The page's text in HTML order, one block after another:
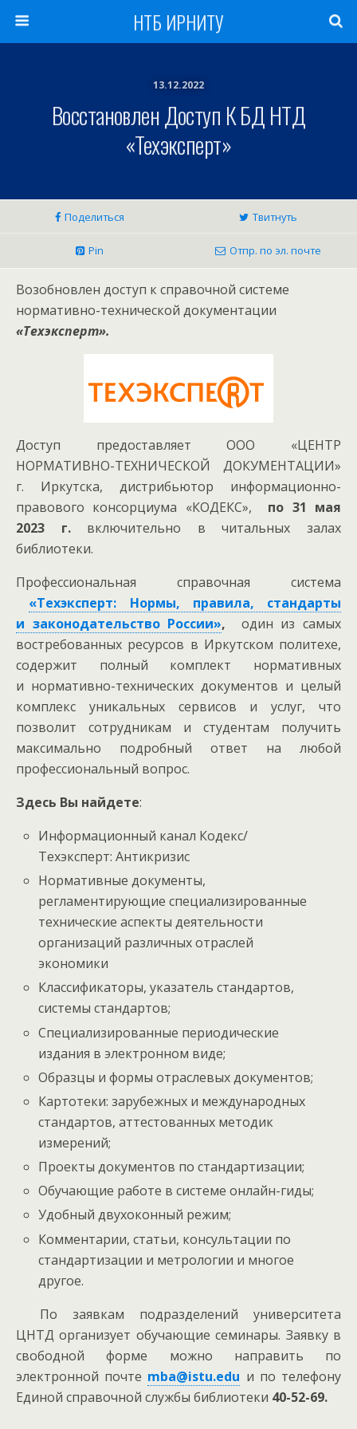
НТБ ИРНИТУ
13.12.2022
Восстановлен Доступ К БД НТД
«Техэксперт»
Поделиться Твитнуть
Pin Отпр. по эл. почте
Возобновлен доступ к справочной системе
нормативно-технической документации
«Техэксперт».
Доступ предоставляет ООО «ЦЕНТР
НОРМАТИВНО-ТЕХНИЧЕСКОЙ ДОКУМЕНТАЦИИ»
г. Иркутска, дистрибьютор информационно-
правового консорциума «КОДЕКС», по 31 мая
2023 г.включительно в читальных залах
библиотеки.
Профессиональная справочная система
«Техэксперт: Нормы, правила, стандарты
и законодательство России», один из самых
востребованных ресурсов в Иркутском политехе,
содержит полный комплект нормативных
и нормативно-технических документов и целый
комплекс уникальных сервисов и услуг, что
позволит сотрудникам и студентам получить
максимально подробный ответ на любой
профессиональный вопрос.
Здесь Вы найдете:
Информационный канал Кодекс/
Техэксперт: Антикризис
Нормативные документы,
регламентирующие специализированные
технические аспекты деятельности
организаций различных отраслей
экономики
Классификаторы, указатель стандартов,
системы стандартов;
Специализированные периодические
издания в электронном виде;
Образцы и формы отраслевых документов;
Картотеки: зарубежных и международных
стандартов, аттестованных методик
измерений;
Проекты документов по стандартизации;
Обучающие работе в системе онлайн-гиды;
Удобный двухоконный режим;
Комментарии, статьи, консультации по
стандартизации и метрологии и многое
другое.
По заявкам подразделений университета
ЦНТД организует обучающие семинары. Заявку в
свободной форме можно направить по
электронной почте mba@istu.edu и по телефону
Единой справочной службы библиотеки 40-52-69.